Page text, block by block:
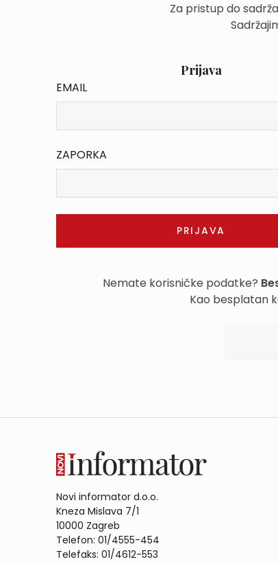
Za pristup do
Prijava
EMAIL
ZAPORKA
Nemate korisničke podatke?
Kao besplatan
Novi informator d.o.o.
Kneza Mislava 7/1
10000 Zagreb
Telefon: 01/4555-454
Telefaks: 01/4612-553